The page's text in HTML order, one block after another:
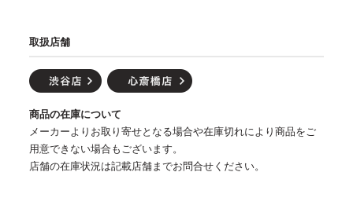
取扱店舗
商品の在庫について
メーカーよりお取り寄せとなる場合や在庫切れにより商品をご
用意できない場合もございます。
店舗の在庫状況は記載店舗までお問合せください。